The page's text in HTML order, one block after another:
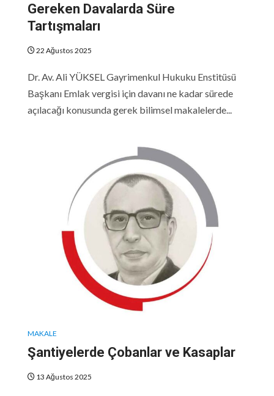
Gereken Davalarda Süre
Tartışmaları
22 Ağustos 2025
Dr. Av. Ali YÜKSEL Gayrimenkul Hukuku Enstitüsü
Başkanı Emlak vergisi için davanı ne kadar sürede
açılacağı konusunda gerek bilimsel makalelerde...
MAKALE
Şantiyelerde Çobanlar ve Kasaplar
13 Ağustos 2025